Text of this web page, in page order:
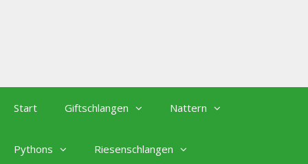
Start Giftschlangen Nattern
Pythons Riesenschlangen